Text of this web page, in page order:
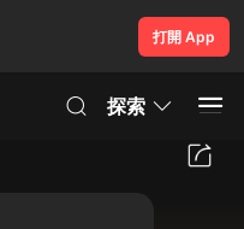
打開 App
探索